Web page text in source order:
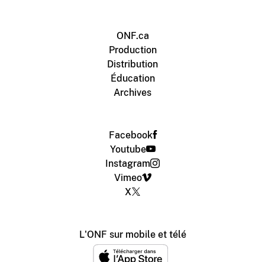
ONF.ca
Production
Distribution
Éducation
Archives
Facebook
Youtube
Instagram
Vimeo
X
L'ONF sur mobile et télé